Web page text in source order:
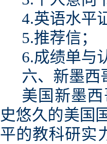
4.英语水平
5.推荐信；
6.成绩单与
六、新墨西
美国新墨
史悠久的美国
平的教科研实